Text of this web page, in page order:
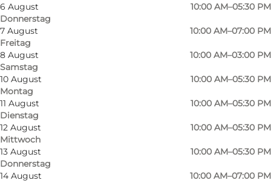
6 August
Donnerstag
10:00 AM–05:30 PM
7 August
Freitag
10:00 AM–07:00 PM
8 August
Samstag
10:00 AM–03:00 PM
10 August
Montag
10:00 AM–05:30 PM
11 August
Dienstag
10:00 AM–05:30 PM
12 August
Mittwoch
10:00 AM–05:30 PM
13 August
Donnerstag
10:00 AM–05:30 PM
14 August
10:00 AM–07:00 PM